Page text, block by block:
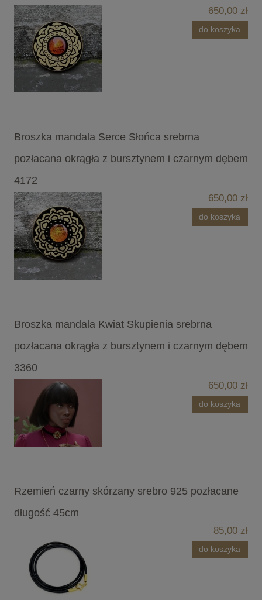
650,00 zł
do koszyka
Broszka mandala Serce Słońca srebrna
pozłacana okrągła z bursztynem i czarnym dębem
4172
650,00 zł
do koszyka
Broszka mandala Kwiat Skupienia srebrna
pozłacana okrągła z bursztynem i czarnym dębem
3360
650,00 zł
do koszyka
Rzemień czarny skórzany srebro 925 pozłacane
długość 45cm
85,00 zł
do koszyka